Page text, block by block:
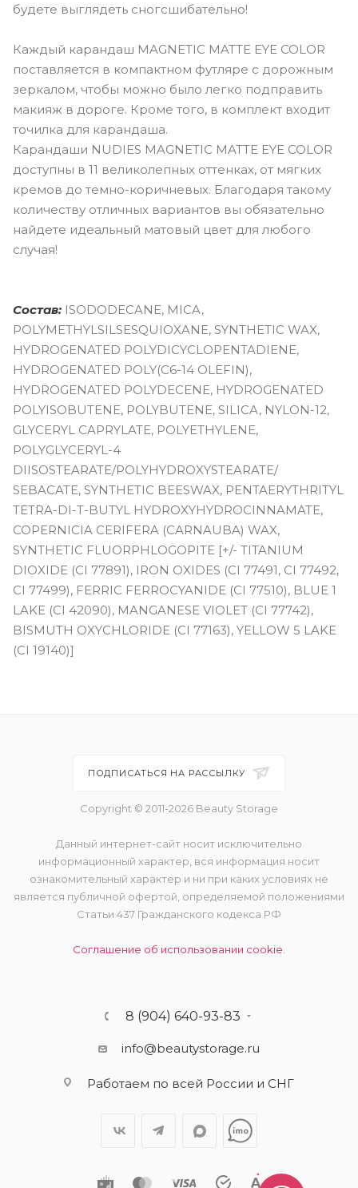
будете выглядеть сногсшибательно!
Каждый карандаш MAGNETIC MATTE EYE COLOR
поставляется в компактном футляре с дорожным
зеркалом, чтобы можно было легко подправить
макияж в дороге. Кроме того, в комплект входит
точилка для карандаша.
Карандаши NUDIES MAGNETIC MATTE EYE COLOR
доступны в 11 великолепных оттенках, от мягких
кремов до темно-коричневых. Благодаря такому
количеству отличных вариантов вы обязательно
найдете идеальный матовый цвет для любого
случая!
Состав: ISODODECANE, MICA,
POLYMETHYLSILSESQUIOXANE, SYNTHETIC WAX,
HYDROGENATED POLYDICYCLOPENTADIENE,
HYDROGENATED POLY(C6-14 OLEFIN),
HYDROGENATED POLYDECENE, HYDROGENATED
POLYISOBUTENE, POLYBUTENE, SILICA, NYLON-12,
GLYCERYL CAPRYLATE, POLYETHYLENE,
POLYGLYCERYL-4
DIISOSTEARATE/POLYHYDROXYSTEARATE/
SEBACATE, SYNTHETIC BEESWAX, PENTAERYTHRITYL
TETRA-DI-T-BUTYL HYDROXYHYDROCINNAMATE,
COPERNICIA CERIFERA (CARNAUBA) WAX,
SYNTHETIC FLUORPHLOGOPITE [+/- TITANIUM
DIOXIDE (CI 77891), IRON OXIDES (CI 77491, CI 77492,
CI 77499), FERRIC FERROCYANIDE (CI 77510), BLUE 1
LAKE (CI 42090), MANGANESE VIOLET (CI 77742),
BISMUTH OXYCHLORIDE (CI 77163), YELLOW 5 LAKE
(CI 19140)]
ПОДПИСАТЬСЯ НА РАССЫЛКУ
Copyright © 2011-2026 Beauty Storage
Данный интернет-сайт носит исключительно
информационный характер, вся информация носит
ознакомительный характер и ни при каких условиях не
является публичной офертой, определяемой положениями
Статьи 437 Гражданского кодекса РФ
Соглашение об использовании cookie.
8 (904) 640-93-83
info@beautystorage.ru
Работаем по всей России и СНГ